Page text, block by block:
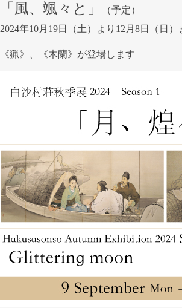
「風、颯々と」
（予定）
2024年10月19日（土）より12月8日（日）
《猟》、《木蘭》が登場します